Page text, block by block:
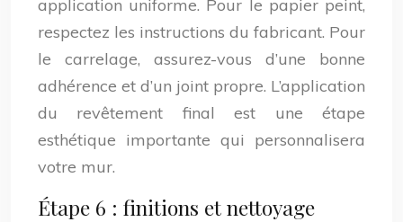
application uniforme. Pour le papier peint,
respectez les instructions du fabricant. Pour
le carrelage, assurez-vous d’une bonne
adhérence et d’un joint propre. L’application
du revêtement final est une étape
esthétique importante qui personnalisera
votre mur.
Étape 6 : finitions et nettoyage